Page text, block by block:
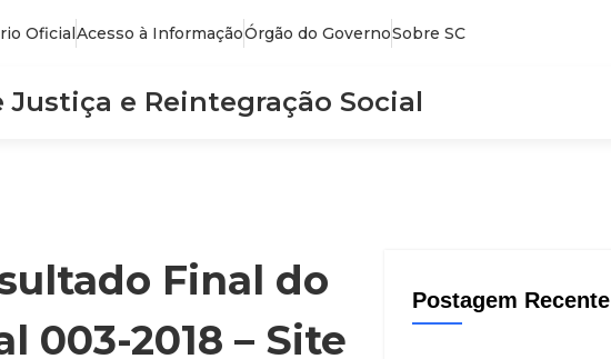
OficialAcesso à InformaçãoÓrgão do GovernoSobre SC
Justiça e Reintegração Social
Final do
003-2018 – Site
Postagem Recente